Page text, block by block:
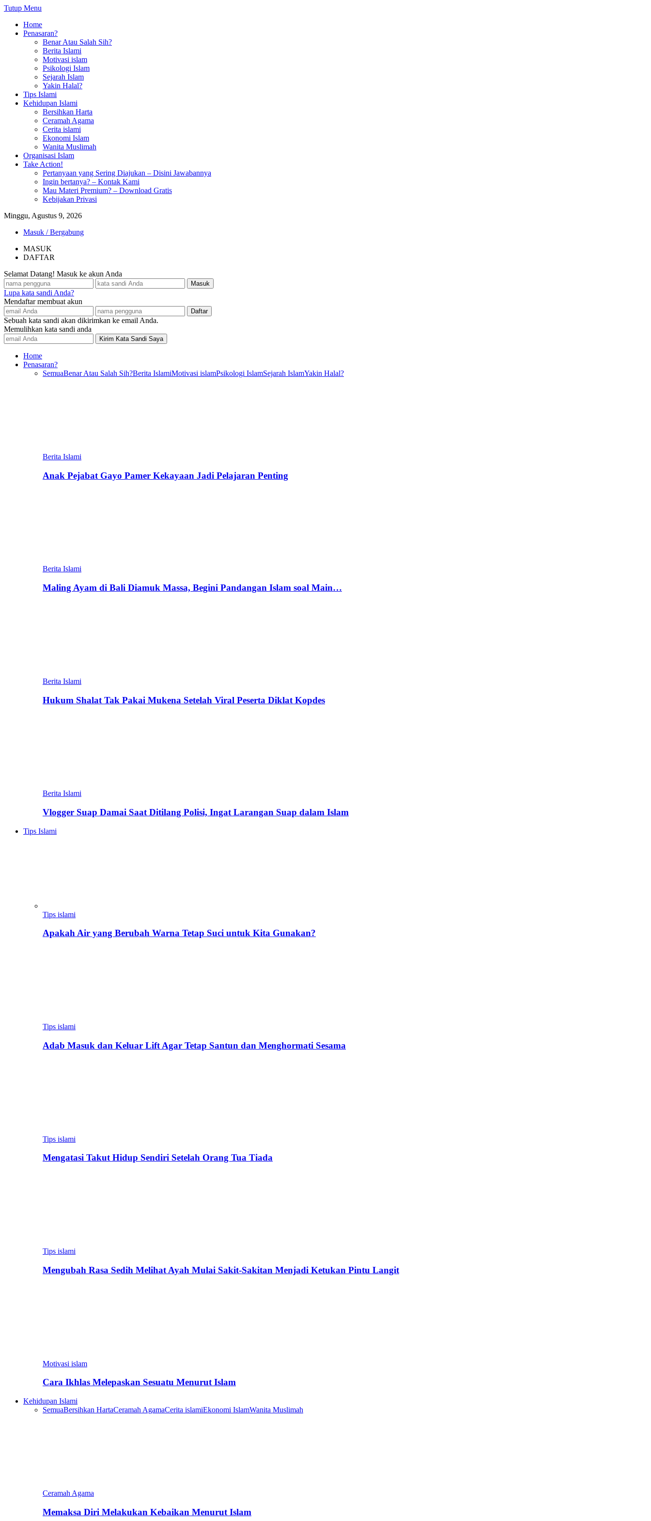
Tutup Menu
Home
Penasaran?
Benar Atau Salah Sih?
Berita Islami
Motivasi islam
Psikologi Islam
Sejarah Islam
Yakin Halal?
Tips Islami
Kehidupan Islami
Bersihkan Harta
Ceramah Agama
Cerita islami
Ekonomi Islam
Wanita Muslimah
Organisasi Islam
Take Action!
Pertanyaan yang Sering Diajukan – Disini Jawabannya
Ingin bertanya? – Kontak Kami
Mau Materi Premium? – Download Gratis
Kebijakan Privasi
Minggu, Agustus 9, 2026
Masuk / Bergabung
MASUK
DAFTAR
Selamat Datang! Masuk ke akun Anda
Lupa kata sandi Anda?
Mendaftar membuat akun
Sebuah kata sandi akan dikirimkan ke email Anda.
Memulihkan kata sandi anda
Home
Penasaran?
SemuaBenar Atau Salah Sih?Berita IslamiMotivasi islamPsikologi IslamSejarah IslamYakin Halal?
Berita Islami
Anak Pejabat Gayo Pamer Kekayaan Jadi Pelajaran Penting
Berita Islami
Maling Ayam di Bali Diamuk Massa, Begini Pandangan Islam soal Main…
Berita Islami
Hukum Shalat Tak Pakai Mukena Setelah Viral Peserta Diklat Kopdes
Berita Islami
Vlogger Suap Damai Saat Ditilang Polisi, Ingat Larangan Suap dalam Islam
Tips Islami
Tips islami
Apakah Air yang Berubah Warna Tetap Suci untuk Kita Gunakan?
Tips islami
Adab Masuk dan Keluar Lift Agar Tetap Santun dan Menghormati Sesama
Tips islami
Mengatasi Takut Hidup Sendiri Setelah Orang Tua Tiada
Tips islami
Mengubah Rasa Sedih Melihat Ayah Mulai Sakit-Sakitan Menjadi Ketukan Pintu Langit
Motivasi islam
Cara Ikhlas Melepaskan Sesuatu Menurut Islam
Kehidupan Islami
SemuaBersihkan HartaCeramah AgamaCerita islamiEkonomi IslamWanita Muslimah
Ceramah Agama
Memaksa Diri Melakukan Kebaikan Menurut Islam